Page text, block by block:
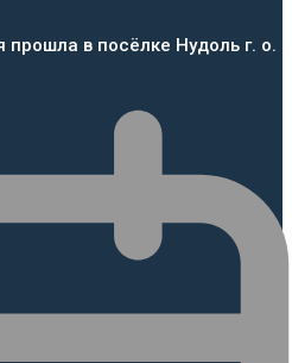
в посёлке Нудоль г. о.